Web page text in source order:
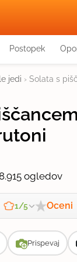
Postopek
jedi › Solata s
ogledov
1/5 Oceni
Prispevaj